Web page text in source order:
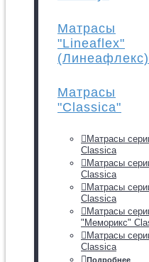
Матрасы
"Lineaflex"
(Линеафлекс)
Матрасы
"Classica"
Матрасы
Classica
Матрасы
Classica
Матрасы
Classica
Матрасы
"Меморикс"
Матрасы
Classica
Подробнее